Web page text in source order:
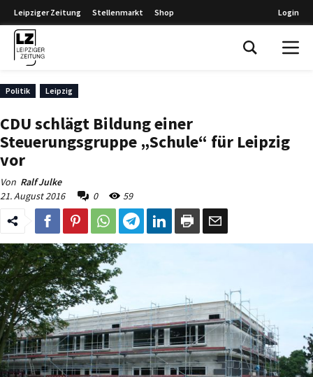
Leipziger Zeitung Stellenmarkt Shop Login
Politik Leipzig
CDU schlägt Bildung einer
Steuerungsgruppe „Schule“ für Leipzig
vor
Von Ralf Julke
21. August 2016
0 59